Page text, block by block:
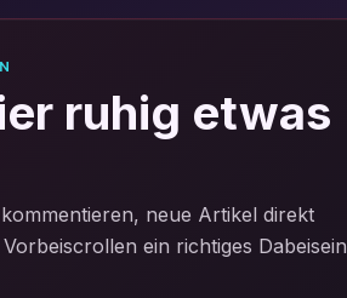
ruhig etwas
neue Artikel direkt
ein richtiges Dabeisein